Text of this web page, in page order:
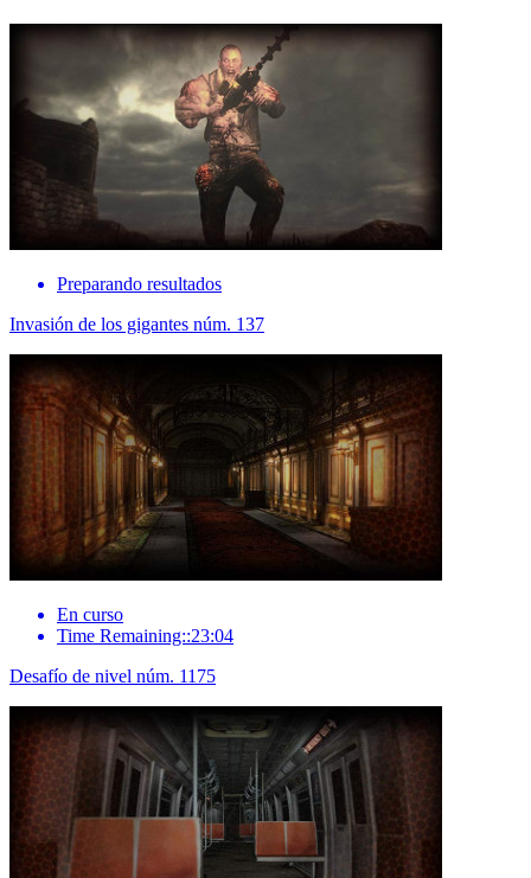
Preparando resultados
Invasión de los gigantes núm. 137
En curso
Time Remaining::23:04
Desafío de nivel núm. 1175